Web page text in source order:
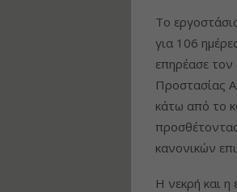
Το
για 106
επηρέασε
Προστασίας
κάτω από το
κανονικών
Η νεκρή και